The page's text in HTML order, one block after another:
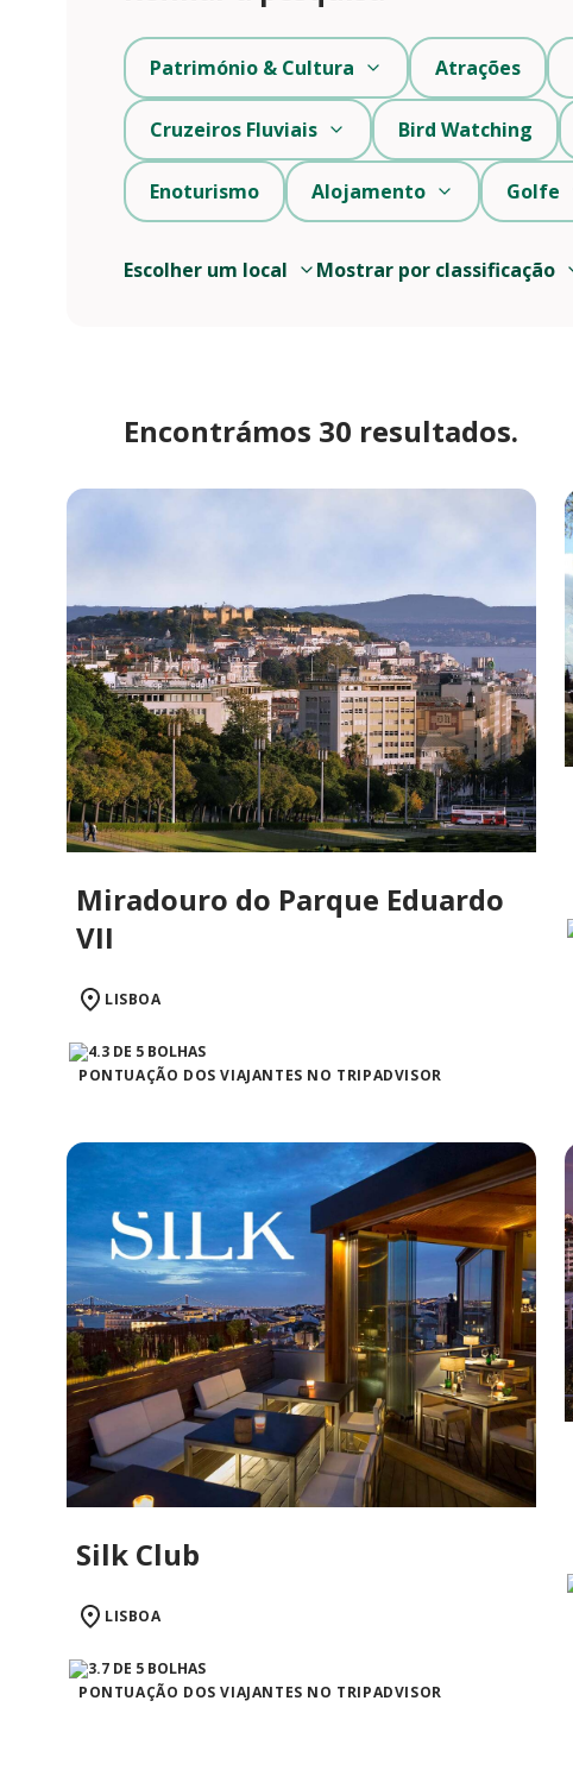
Escolher um local Mostrar por classificação
Património & Cultura Atrações
Cruzeiros Fluviais Bird Watching
Enoturismo Alojamento Golfe
Encontrámos 30 resultados.
Miradouro do Parque Eduardo
VII
LISBOA
PONTUAÇÃO DOS VIAJANTES NO TRIPADVISOR
Silk Club
LISBOA
PONTUAÇÃO DOS VIAJANTES NO TRIPADVISOR